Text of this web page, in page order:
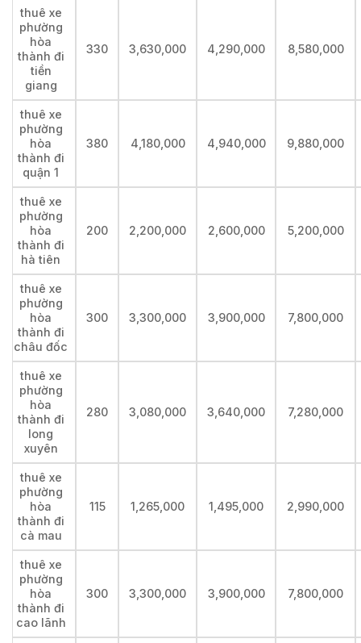
thuê xe
phường
hòa
thành đi
tiền
giang
330 3,630,000 4,290,000 8,580,000
thuê xe
phường
hòa
thành đi
quận 1
380 4,180,000 4,940,000 9,880,000
thuê xe
phường
hòa
thành đi
hà tiên
200 2,200,000 2,600,000 5,200,000
thuê xe
phường
hòa
thành đi
châu đốc
300 3,300,000 3,900,000 7,800,000
thuê xe
phường
hòa
thành đi
long
xuyên
280 3,080,000 3,640,000 7,280,000
thuê xe
phường
hòa
thành đi
cà mau
115 1,265,000 1,495,000 2,990,000
thuê xe
phường
hòa
thành đi
cao lãnh
300 3,300,000 3,900,000 7,800,000